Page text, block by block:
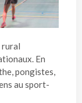
rural
En
pongistes,
au sport-